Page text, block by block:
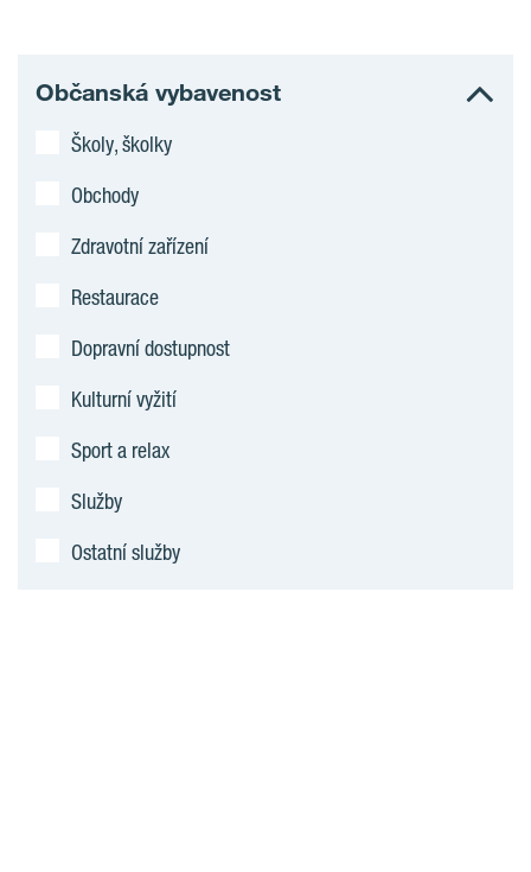
Občanská vybavenost
Školy, školky
Obchody
Zdravotní zařízení
Restaurace
Dopravní dostupnost
Kulturní vyžití
Sport a relax
Služby
Ostatní služby